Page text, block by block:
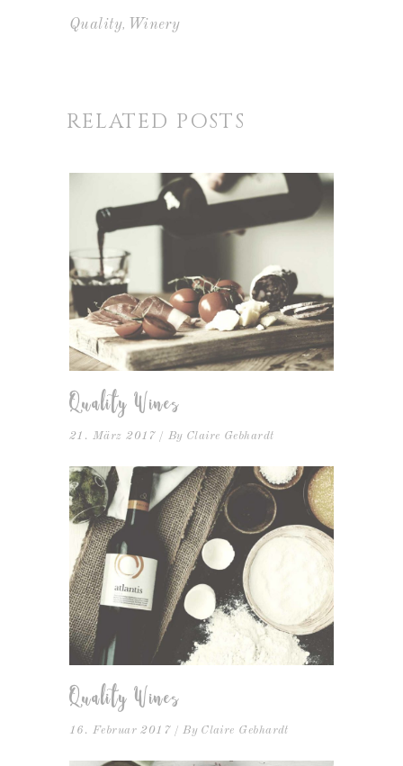
Quality, Winery
RELATED POSTS
Quality Wines
21. März 2017 By Claire Gebhardt
Quality Wines
16. Februar 2017 By Claire Gebhardt